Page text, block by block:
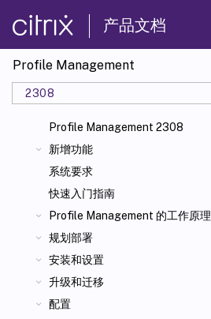
产品文档
Profile Management
2308
Profile Management 2308
新增功能
系统要求
快速入门指南
Profile Management 的工作原理
规划部署
安装和设置
升级和迁移
配置